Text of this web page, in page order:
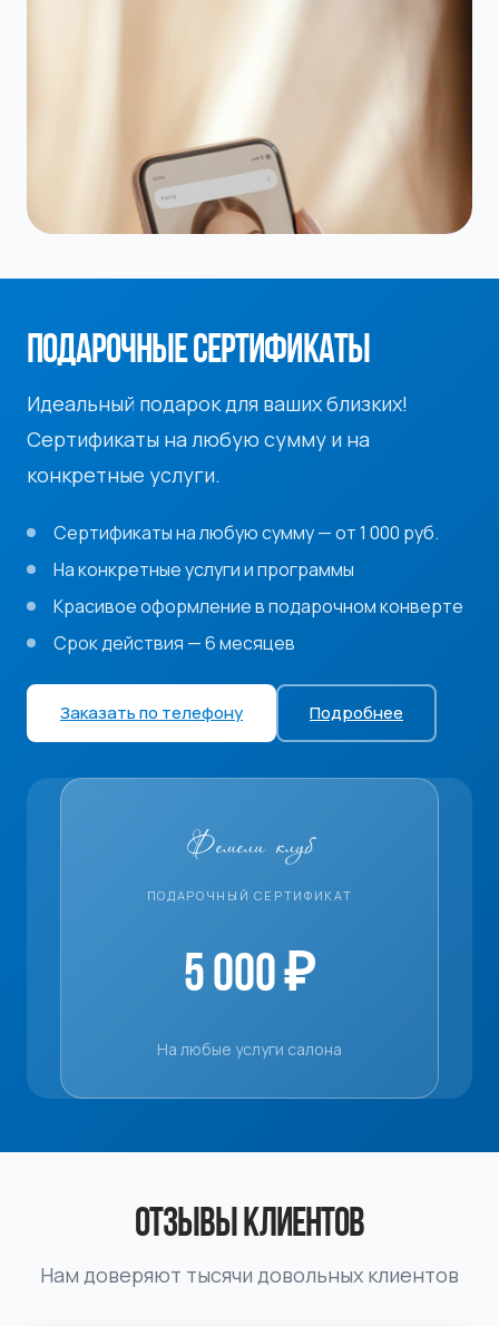
ПОДАРОЧНЫЕ СЕРТИФИКАТЫ
Идеальный подарок для ваших близких!
Сертификаты на любую сумму и на
конкретные услуги.
Сертификаты на любую сумму — от 1 000 руб.
На конкретные услуги и программы
Красивое оформление в подарочном конверте
Срок действия — 6 месяцев
Заказать по телефону Подробнее
Фемели клуб
ПОДАРОЧНЫЙ СЕРТИФИКАТ
5 000 ₽
На любые услуги салона
ОТЗЫВЫ КЛИЕНТОВ
Нам доверяют тысячи довольных клиентов